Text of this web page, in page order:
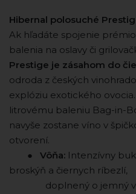
Hibernal polosuché
Ak hľadáte spojenie
balenia na oslavy či
Prestige je zásahom do
odroda z českých
explóziu exotického
litrovému baleniu Bag-in-
navyše zostane víno v
otvorení.
⠀ ⠀ ●
Vôňa: Intenzívny
broskýň a čiernych ríbezlí,
⠀ ⠀ ⠀ ⠀ doplnený o jemný